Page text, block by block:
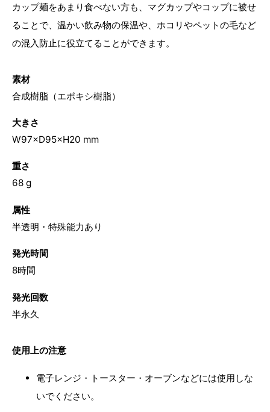
カップ麺をあまり食べない方も、マグカップやコップに被せ
ることで、温かい飲み物の保温や、ホコリやペットの毛など
の混入防止に役立てることができます。
素材
合成樹脂（エポキシ樹脂）
大きさ
W97×D95×H20 mm
重さ
68 g
属性
半透明・特殊能力あり
発光時間
8時間
発光回数
半永久
使用上の注意
電子レンジ・トースター・オーブンなどには使用しな
いでください。